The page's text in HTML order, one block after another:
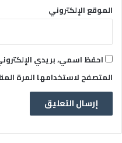
الموقع الإلكتروني
احفظ اسمي، بريدي
المتصفح لاستخدامها المرة